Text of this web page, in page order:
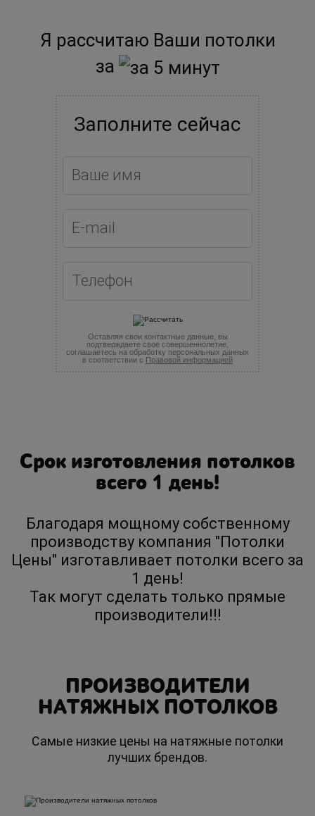
Я рассчитаю Ваши потолки
за
Заполните сейчас
Оставляя свои контактные данные, вы
подтверждаете свое совершеннолетие,
соглашаетесь на обработку персональных данных
в соответствии с Правовой информацией
Срок изготовления потолков
всего 1 день!
Благодаря мощному собственному
производству компания "Потолки
Цены" изготавливает потолки всего за
1 день!
Так могут сделать только прямые
производители!!!
ПРОИЗВОДИТЕЛИ
НАТЯЖНЫХ ПОТОЛКОВ
Самые низкие цены на натяжные потолки
лучших брендов.